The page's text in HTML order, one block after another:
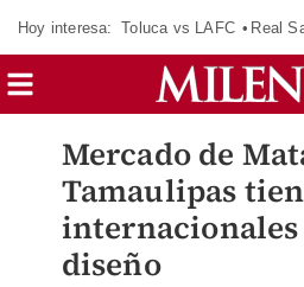
Hoy interesa: Toluca vs LAFC Real
Mercado de
Tamaulipas
internacionales
diseño